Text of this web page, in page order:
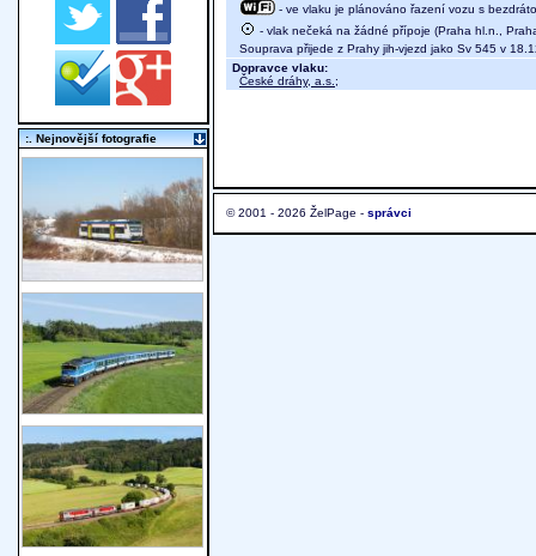
- ve vlaku je plánováno řazení vozu s
- vlak nečeká na žádné přípoje (Praha hl.n.,
Souprava přijede z Prahy jih-vjezd jako Sv 545 v
Dopravce vlaku:
České dráhy, a.s. ;
© 2001 - 2026 ŽelPage - správci
:. Nejnovější fotografie